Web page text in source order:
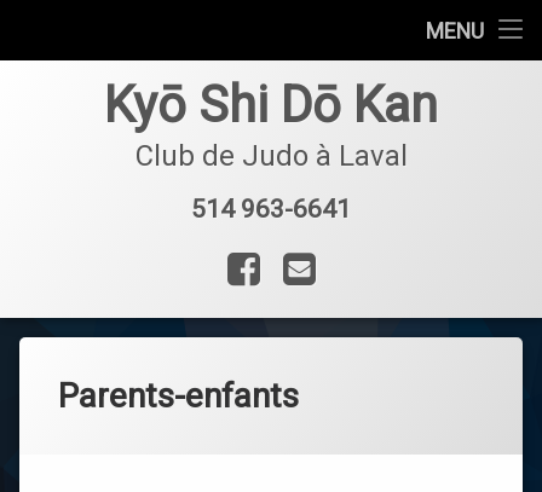
MENU
Kyō Shi Dō Kan
Club de Judo à Laval
514 963-6641
FacebookCourriel
Parents-enfants